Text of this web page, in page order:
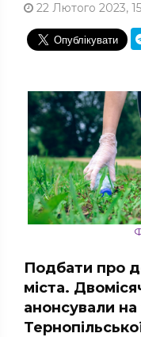
22 Лютого 2023,
Подбати про
міста.
анонсували на